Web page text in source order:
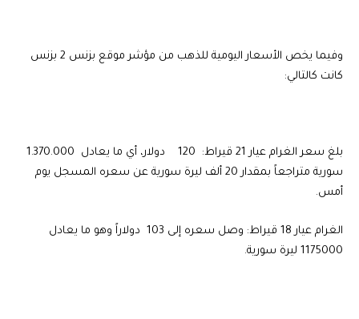
وفيما يخص الأسعار اليومية للذهب من مؤشر موقع بزنس 2 بزنس
كانت كالتالي:
بلغ سعر الغرام عيار 21 قيراط: 120 دولار، أي ما يعادل 1.370.000
سورية متراجعاً بمقدار 20 ألف ليرة سورية عن سعره المسجل يوم
أمس.
الغرام عيار 18 قيراط: وصل سعره إلى 103 دولاراً وهو ما يعادل
1175000 ليرة سورية.